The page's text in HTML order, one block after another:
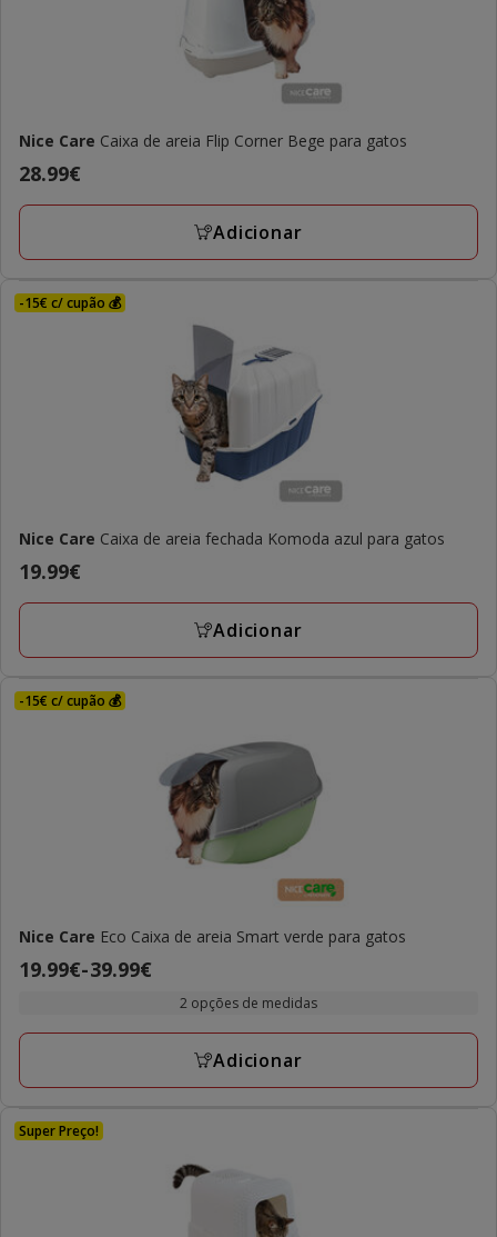
Nice Care Caixa de areia Flip Corner Bege para gatos
Preço
28.99€
28.99€
Adicionar
-15€ c/ cupão 💰
Nice Care Caixa de areia fechada Komoda azul para gatos
Preço
19.99€
19.99€
Adicionar
-15€ c/ cupão 💰
Nice Care Eco Caixa de areia Smart verde para gatos
Preço
a
39.99€
19.99€-39.99€
2 opções de medidas
Adicionar
Super Preço!